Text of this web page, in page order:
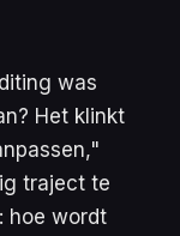
was
Het klinkt
traject te
hoe wordt